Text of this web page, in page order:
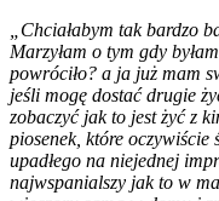
„Chciałabym tak bardzo
Marzyłam o tym gdy
powróciło? a ja już mam
jeśli mogę dostać drugie
zobaczyć jak to jest żyć z
piosenek, które oczywiście
upadłego na niejednej
najwspanialszy jak to w